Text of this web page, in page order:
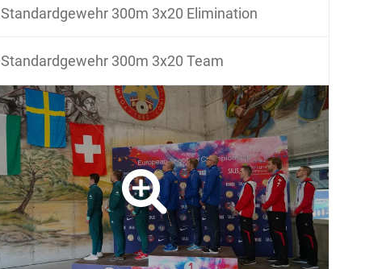
Standardgewehr 300m 3x20 Elimination
Standardgewehr 300m 3x20 Team